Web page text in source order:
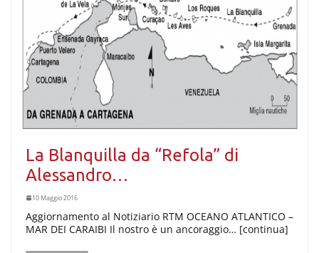
La Blanquilla da “Refola” di
Alessandro…
10 Maggio 2016
Aggiornamento al Notiziario RTM OCEANO ATLANTICO –
MAR DEI CARAIBI Il nostro è un ancoraggio… [continua]